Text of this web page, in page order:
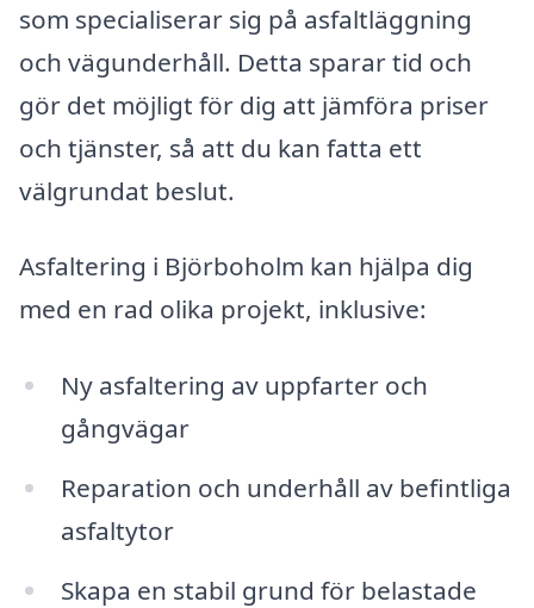
som specialiserar sig på asfaltläggning
och vägunderhåll. Detta sparar tid och
gör det möjligt för dig att jämföra priser
och tjänster, så att du kan fatta ett
välgrundat beslut.
Asfaltering i Björboholm kan hjälpa dig
med en rad olika projekt, inklusive:
Ny asfaltering av uppfarter och
gångvägar
Reparation och underhåll av befintliga
asfaltytor
Skapa en stabil grund för belastade